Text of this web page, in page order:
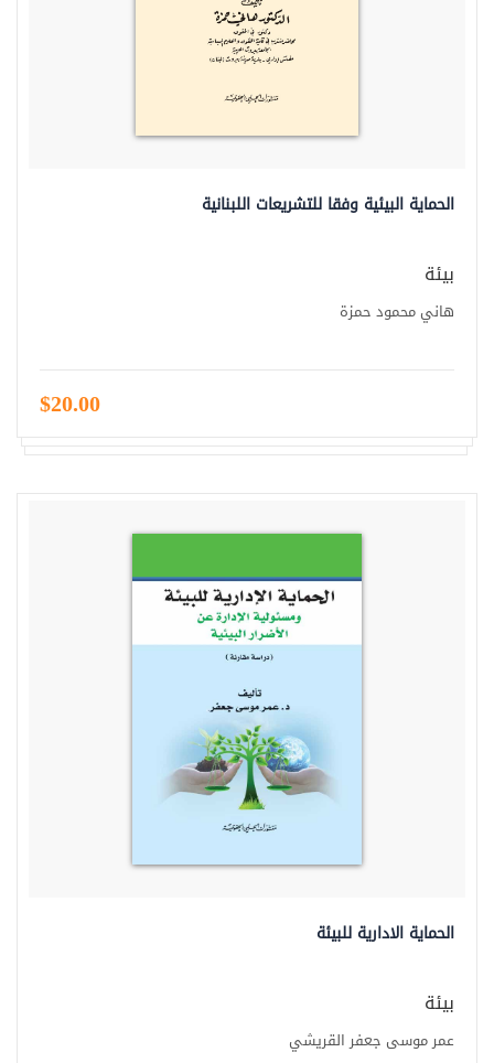
الحماية البيئية وفقا للتشريعات اللبنانية
بيئة
هاني محمود حمزة
$20.00
الحماية الادارية للبيئة
بيئة
عمر موسى جعفر القريشي